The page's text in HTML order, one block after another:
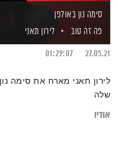
סימה נון באולפן
פה זה טוב
לירון תאני
27.05.21
01:29:07
לירון תאני מארח את סימה
שלה
אודיו